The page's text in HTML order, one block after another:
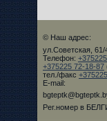
© Наш адрес:
ул.Советская, 61/
Телефон:
+375225 72-18-87
тел./факс
E-mail:
Рег.номер в